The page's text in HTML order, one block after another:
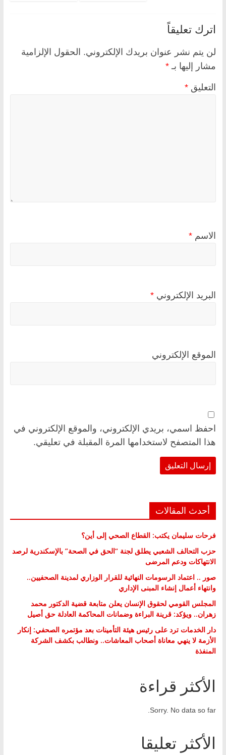
اترك تعليقاً
لن يتم نشر عنوان بريدك الإلكتروني. الحقول الإلزامية
مشار إليها بـ *
التعليق *
الاسم *
البريد الإلكتروني *
الموقع الإلكتروني
احفظ اسمي، بريدي الإلكتروني، والموقع الإلكتروني في
هذا المتصفح لاستخدامها المرة المقبلة في تعليقي.
أحدث المقالات
فرحات سليمان يكتب: القطاع الصحي إلى أين؟
حزب التحالف الشعبي يطلق لجنة “الحق في الصحة” بالإسكندرية لرصد
الانتهاكات ودعم المرضى
صور .. اعتماد الرسومات النهائية للقرار الوزاري لمدينة الصحفيين..
وانتهاء أعمال إنشاء المبنى الإداري
المجلس القومي لحقوق الإنسان يعلن متابعة قضية الدكتور محمد
زهران.. ويؤكد: قرينة البراءة وضمانات المحاكمة العادلة حق أصيل
دار الخدمات ترد على رئيس هيئة التأمينات بعد مؤتمره الصحفي: إنكار
الأزمة لا ينهي معاناة أصحاب المعاشات.. ونطالب بكشف الشركة
المنفذة
الأكثر قراءة
Sorry. No data so far.
الأكثر تعليقا